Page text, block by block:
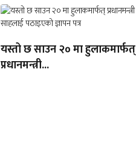
यस्तो छ साउन २० मा हुलाकमार्फत्
प्रधानमन्त्री...